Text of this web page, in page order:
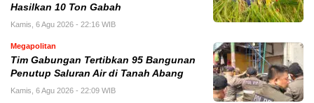
Hasilkan 10 Ton Gabah
Kamis, 6 Agu 2026 - 22:16 WIB
Megapolitan
Tim Gabungan Tertibkan 95 Bangunan
Penutup Saluran Air di Tanah Abang
Kamis, 6 Agu 2026 - 22:09 WIB